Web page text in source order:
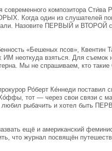
композитора
Когда один из слушателей
Назовите ПЕРВЫЙ и ВТОРОЙ
«Бешеных псов», Квентин
ИМ неоткуда взяться. Для
Мы не спрашиваем, кто
Ро́берт Ке́ннеди поставил
тот — через свои связи с
любил рыбачить и хотел быть
ещё и американский
что журнал посвящён